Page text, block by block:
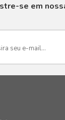
se em